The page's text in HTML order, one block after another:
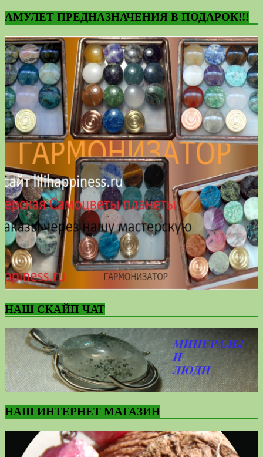
АМУЛЕТ ПРЕДНАЗНАЧЕНИЯ В ПОДАРОК!!!
НАШ СКАЙП ЧАТ
НАШ ИНТЕРНЕТ МАГАЗИН